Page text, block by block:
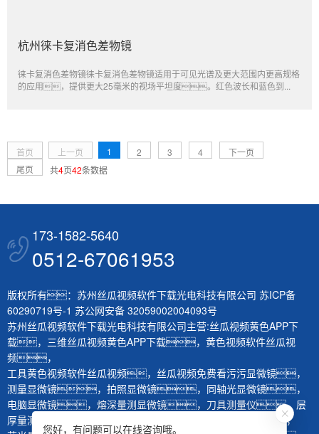
杭州徕卡复消色差物镜
徕卡复消色差物镜徕卡复消色差物镜适用于可见光谱及更大范围内更高规格
的应用，提供更大25毫米的视场平坦度。红色波长和蓝色到...
首页 上一页 1 2 3 4
下一页
尾页
共4页42条数据
173-1582-5640
0512-67061953
版权所有：苏州丝瓜视频软件下载光电科技有限公司 苏ICP备
60290719号-1 苏公网安备 32059002004093号
苏州丝瓜视频软件下载光电科技有限公司主营:丝瓜视频黄色APP下
载， 三维丝瓜视频黄色APP下载， 黄色视频软件丝瓜视
频，
工具黄色视频软件丝瓜视频， 丝瓜视频免费看污污显微镜，
测量显微镜， 拍照显微镜， 同轴光显微镜，
电脑显微镜， 熔深量测显微镜， 刀具测量仪， 层
厚量测仪
，
您好，有问题可以在线咨询哦。